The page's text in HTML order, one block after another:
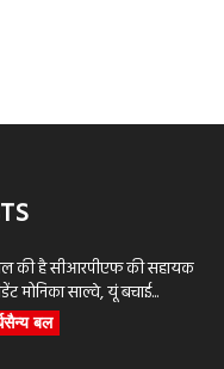
की है सीआरपीएफ की सहायक
मोनिका साल्वे, यूं बचाई...
बल